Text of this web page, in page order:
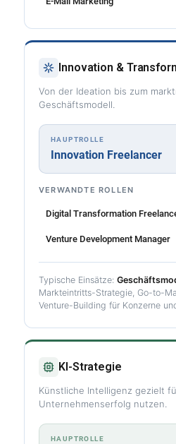
Innovation &
Von der Ideation bis zum
Geschäftsmodell.
HAUPTROLLE
Innovation Freelancer
VERWANDTE ROLLEN
Digital Transformation
Venture Development Manager
Typische Einsätze:
Markteintritts-Strategie, Go-to-
Venture-Building für Konzerne
KI-Strategie
Künstliche Intelligenz gezielt
Unternehmenserfolg nutzen.
HAUPTROLLE